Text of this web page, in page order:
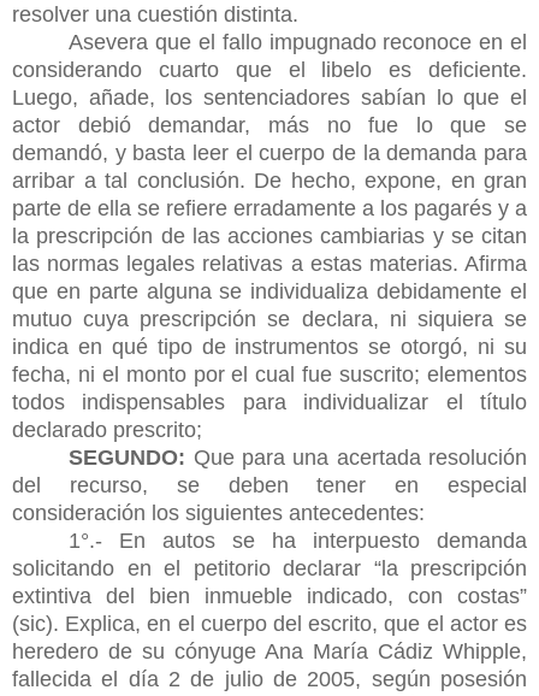
resolver una cuestión distinta.
Asevera que el fallo impugnado reconoce en el
considerando cuarto que el libelo es deficiente.
Luego, añade, los sentenciadores sabían lo que el
actor debió demandar, más no fue lo que se
demandó, y basta leer el cuerpo de la demanda para
arribar a tal conclusión. De hecho, expone, en gran
parte de ella se refiere erradamente a los pagarés y a
la prescripción de las acciones cambiarias y se citan
las normas legales relativas a estas materias. Afirma
que en parte alguna se individualiza debidamente el
mutuo cuya prescripción se declara, ni siquiera se
indica en qué tipo de instrumentos se otorgó, ni su
fecha, ni el monto por el cual fue suscrito; elementos
todos indispensables para individualizar el título
declarado prescrito;
SEGUNDO: Que para una acertada resolución
del recurso, se deben tener en especial
consideración los siguientes antecedentes:
1°.- En autos se ha interpuesto demanda
solicitando en el petitorio declarar “la prescripción
extintiva del bien inmueble indicado, con costas”
(sic). Explica, en el cuerpo del escrito, que el actor es
heredero de su cónyuge Ana María Cádiz Whipple,
fallecida el día 2 de julio de 2005, según posesión